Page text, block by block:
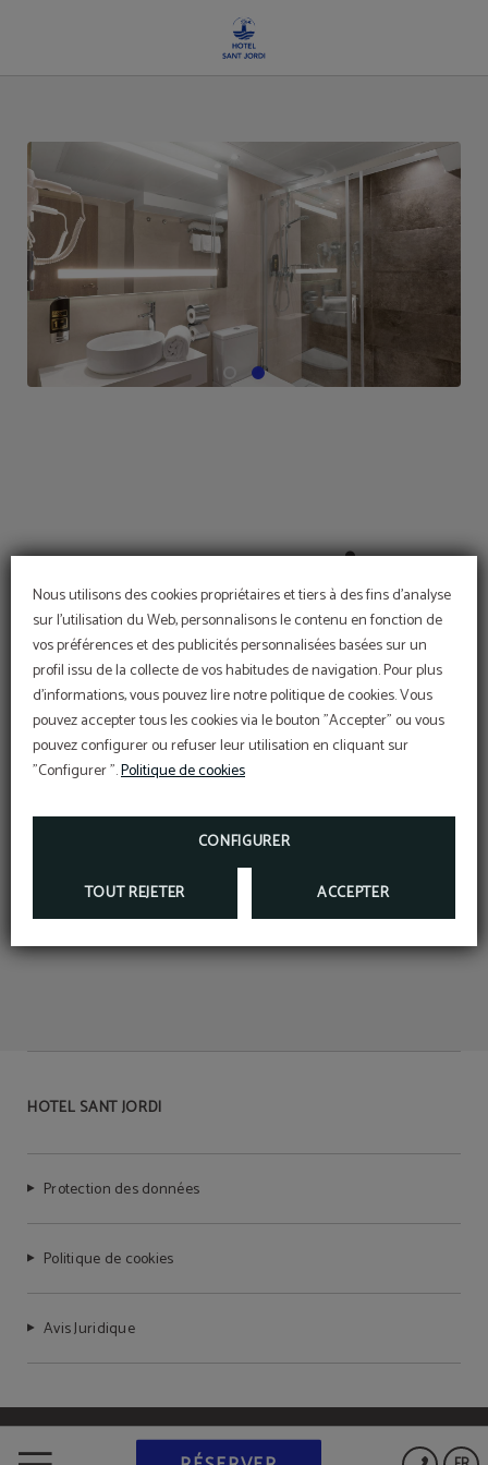
Nous utilisons des cookies propriétaires et tiers à des fins d'analyse
sur l'utilisation du Web, personnalisons le contenu en fonction de
vos préférences et des publicités personnalisées basées sur un
profil issu de la collecte de vos habitudes de navigation. Pour plus
d'informations, vous pouvez lire notre politique de cookies. Vous
pouvez accepter tous les cookies via le bouton "Accepter" ou vous
pouvez configurer ou refuser leur utilisation en cliquant sur
"Configurer ".Politique de cookies
CONFIGURER
TOUT REJETER ACCEPTER
Connexion Wi-Fi Internet Chambres pour les
personnes handicapées
Climatisation Coffret de produits de
Douche
HOTEL SANT JORDI
Protection des données
Politique de cookies
Avis Juridique
Powered by Keytel